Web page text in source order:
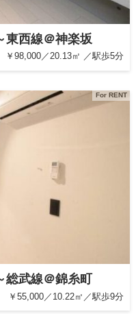
東西線＠神楽坂
￥98,000／20.13㎡ ／駅歩5分
For RENT
武線＠錦糸町
￥55,000／10.22㎡／駅歩9分